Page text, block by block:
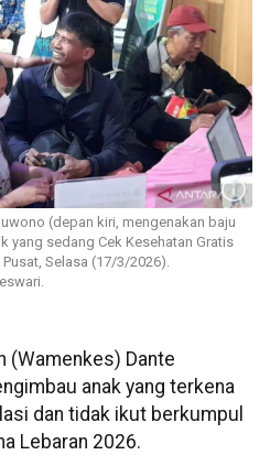
(depan kiri, mengenakan baju
yang sedang Cek Kesehatan Gratis
Selasa (17/3/2026).
(Wamenkes) Dante
anak yang terkena
dan tidak ikut berkumpul
Lebaran 2026.